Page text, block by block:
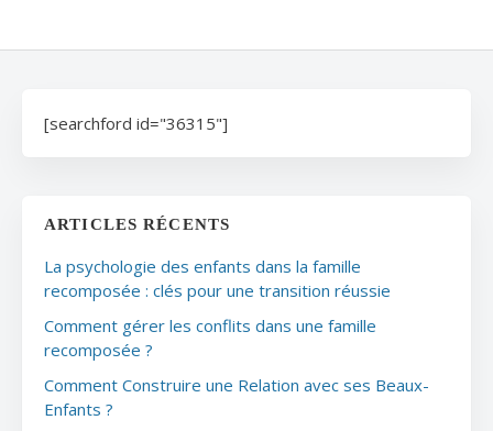
[searchford id="36315"]
ARTICLES RÉCENTS
La psychologie des enfants dans la famille
recomposée : clés pour une transition réussie
Comment gérer les conflits dans une famille
recomposée ?
Comment Construire une Relation avec ses Beaux-
Enfants ?